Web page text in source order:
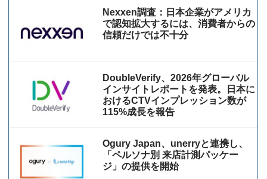
Nexxen調査：日本企業がアメリカ
で認知拡大するには、消費者からの
信頼だけでは不十分
DoubleVerify、2026年グローバル
インサイトレポートを発表。日本に
おけるCTVインプレッション数が
115%成⻑を報告
Ogury Japan、unerryと連携し、
「ペルソナ別 来店計測パッケー
ジ」の提供を開始